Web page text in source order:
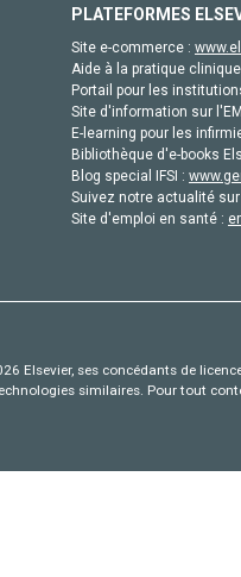
PLATEFORMES
Site e-commerce :
Aide à la pratique
Portail pour les
Site d'information sur
E-learning pour les
Bibliothèque d'e-books
Blog special IFSI :
Suivez notre actualité
Site d'emploi en santé :
Elsevier, ses concédants de
similaires. Pour tout